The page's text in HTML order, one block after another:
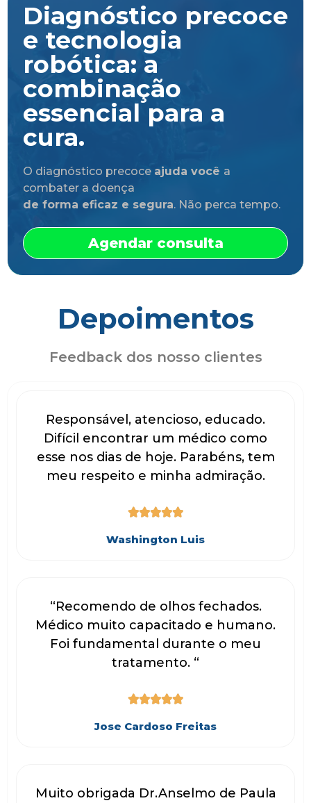
Diagnóstico precoce
e tecnologia
robótica: a
combinação
essencial para a
cura.
O diagnóstico precoce ajuda você a
combater a doença
de forma eficaz e segura. Não perca tempo.
Agendar consulta
Depoimentos
Feedback dos nosso clientes
Responsável, atencioso, educado.
Difícil encontrar um médico como
esse nos dias de hoje. Parabéns, tem
meu respeito e minha admiração.

Washington Luis
“Recomendo de olhos fechados.
Médico muito capacitado e humano.
Foi fundamental durante o meu
tratamento. “

Jose Cardoso Freitas
Muito obrigada Dr.Anselmo de Paula